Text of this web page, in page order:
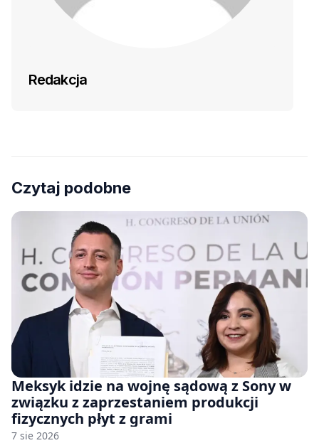
Redakcja
Czytaj podobne
Meksyk idzie na wojnę sądową z Sony w
związku z zaprzestaniem produkcji
fizycznych płyt z grami
7 sie 2026